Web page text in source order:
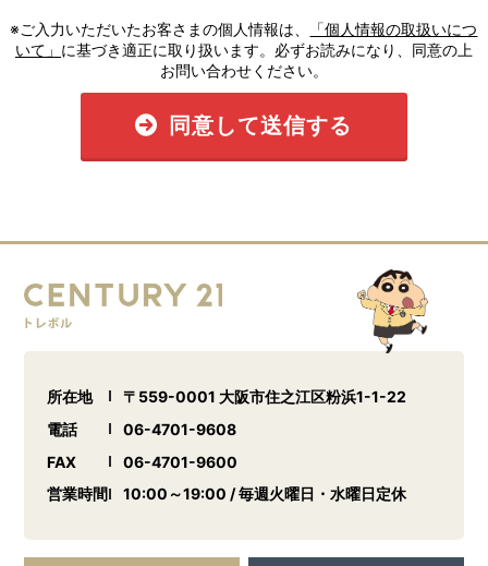
※ご入力いただいたお客さまの個人情報は、
「個人情報の取扱いにつ
いて」 に基づき適正に取り扱います。必ずお読みになり、同意の上
お問い合わせください。
同意して送信する
所在地
〒559-0001 大阪市住之江区粉浜1-1-22
電話
06-4701-9608
FAX
06-4701-9600
営業時間
10:00～19:00 / 毎週火曜日・水曜日定休